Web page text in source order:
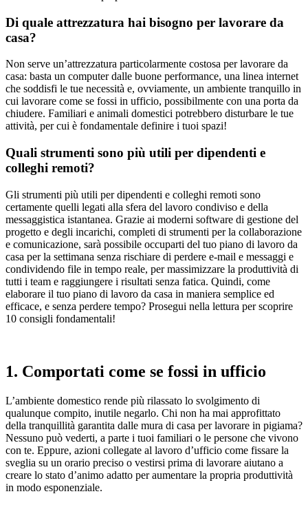
Di quale attrezzatura hai bisogno per lavorare da
casa?
Non serve un’attrezzatura particolarmente costosa per lavorare da
casa: basta un computer dalle buone performance, una linea internet
che soddisfi le tue necessità e, ovviamente, un ambiente tranquillo in
cui lavorare come se fossi in ufficio, possibilmente con una porta da
chiudere. Familiari e animali domestici potrebbero disturbare le tue
attività, per cui è fondamentale definire i tuoi spazi!
Quali strumenti sono più utili per dipendenti e
colleghi remoti?
Gli strumenti più utili per dipendenti e colleghi remoti sono
certamente quelli legati alla sfera del lavoro condiviso e della
messaggistica istantanea. Grazie ai moderni software di gestione del
progetto e degli incarichi, completi di strumenti per la collaborazione
e comunicazione, sarà possibile occuparti del tuo piano di lavoro da
casa per la settimana senza rischiare di perdere e-mail e messaggi e
condividendo file in tempo reale, per massimizzare la produttività di
tutti i team e raggiungere i risultati senza fatica. Quindi, come
elaborare il tuo piano di lavoro da casa in maniera semplice ed
efficace, e senza perdere tempo? Prosegui nella lettura per scoprire
10 consigli fondamentali!
1. Comportati come se fossi in ufficio
L’ambiente domestico rende più rilassato lo svolgimento di
qualunque compito, inutile negarlo. Chi non ha mai approfittato
della tranquillità garantita dalle mura di casa per lavorare in pigiama?
Nessuno può vederti, a parte i tuoi familiari o le persone che vivono
con te. Eppure, azioni collegate al lavoro d’ufficio come fissare la
sveglia su un orario preciso o vestirsi prima di lavorare aiutano a
creare lo stato d’animo adatto per aumentare la propria produttività
in modo esponenziale.